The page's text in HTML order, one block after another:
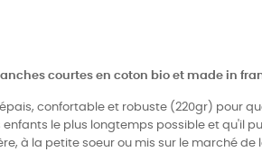
courtes en coton bio et made in
confortable et robuste (220gr) pour
le plus longtemps possible et qu'il
à la petite soeur ou mis sur le marché de